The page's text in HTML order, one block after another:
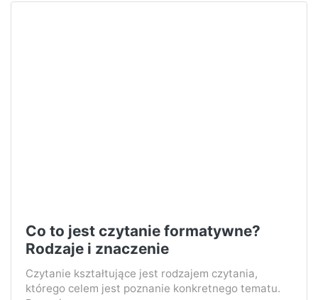
Co to jest czytanie formatywne?
Rodzaje i znaczenie
Czytanie kształtujące jest rodzajem czytania,
którego celem jest poznanie konkretnego tematu.